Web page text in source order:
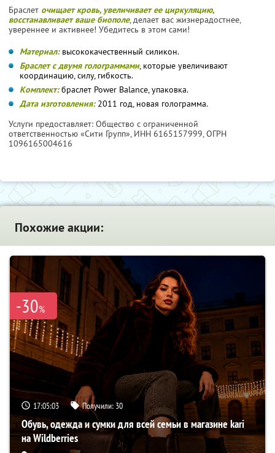
Браслет очищает кровь, увеличивает ее циркуляцию,
восстанавливает ваше биополе, делает вас жизнерадостнее,
увереннее и активнее! Убедитесь в этом сами!
Материал:высококачественный силикон.
Браслет с двумя голограммами, которые увеличивают
координацию, силу, гибкость.
Комплект:браслет Power Balance, упаковка.
Дата изготовления:2011 год, новая голограмма.
Услуги предоставляет: Общество с ограниченной
ответственностью «Сити Групп», ИНН 6165157999, ОГРН
1096165004616
Похожие акции:
-30%
17:05:02 Получили: 30
Обувь, одежда и сумки для всей семьи в магазине kari
на Wildberries